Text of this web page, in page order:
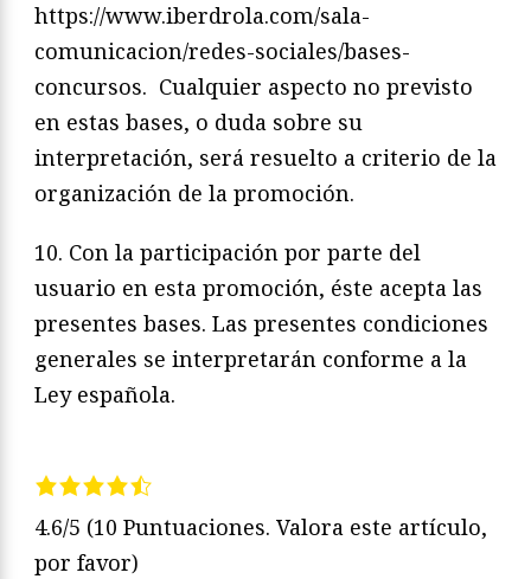
https://www.iberdrola.com/sala-
comunicacion/redes-sociales/bases-
concursos. Cualquier aspecto no previsto
en estas bases, o duda sobre su
interpretación, será resuelto a criterio de la
organización de la promoción.
10. Con la participación por parte del
usuario en esta promoción, éste acepta las
presentes bases. Las presentes condiciones
generales se interpretarán conforme a la
Ley española.
4.6/5 (10 Puntuaciones. Valora este artículo,
por favor)